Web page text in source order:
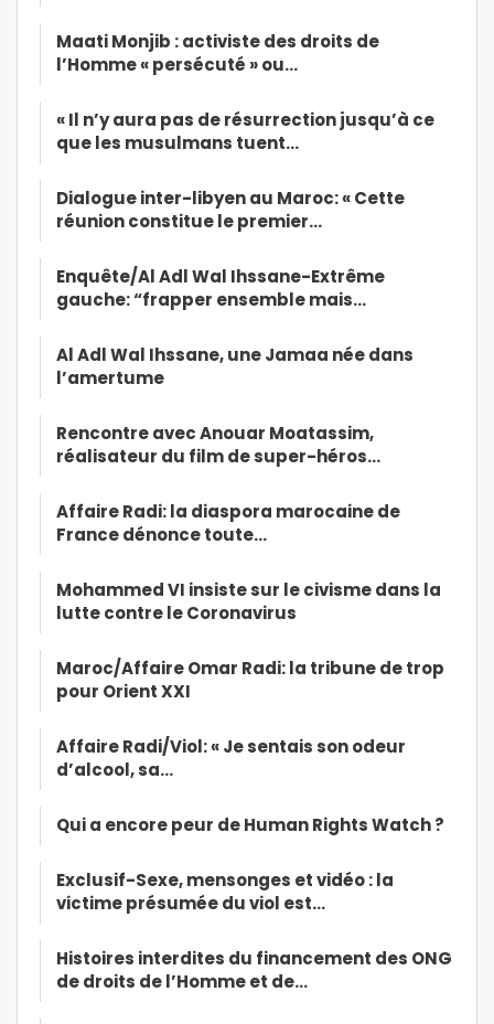
Maati Monjib : activiste des droits de
l’Homme « persécuté » ou…
« Il n’y aura pas de résurrection jusqu’à ce
que les musulmans tuent…
Dialogue inter-libyen au Maroc: « Cette
réunion constitue le premier…
Enquête/Al Adl Wal Ihssane-Extrême
gauche: “frapper ensemble mais…
Al Adl Wal Ihssane, une Jamaa née dans
l’amertume
Rencontre avec Anouar Moatassim,
réalisateur du film de super-héros…
Affaire Radi: la diaspora marocaine de
France dénonce toute…
Mohammed VI insiste sur le civisme dans la
lutte contre le Coronavirus
Maroc/Affaire Omar Radi: la tribune de trop
pour Orient XXI
Affaire Radi/Viol: « Je sentais son odeur
d’alcool, sa…
Qui a encore peur de Human Rights Watch ?
Exclusif-Sexe, mensonges et vidéo : la
victime présumée du viol est…
Histoires interdites du financement des ONG
de droits de l’Homme et de…